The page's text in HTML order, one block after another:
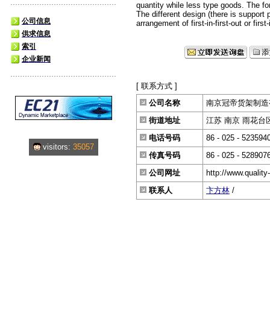
公司信息
供求信息
索引
企业新闻
visitors: 35057
quantity while less type goods. The
The different design (there is support
arrangement of first-in-first-out or
[ 联系方式 ]
公司名称
南京冠帝货架制
街道地址
江苏 南京 雨花台
电话号码
86 - 025 -
传真号码
86 - 025 -
公司网址
http://
联系人
卞方林 /